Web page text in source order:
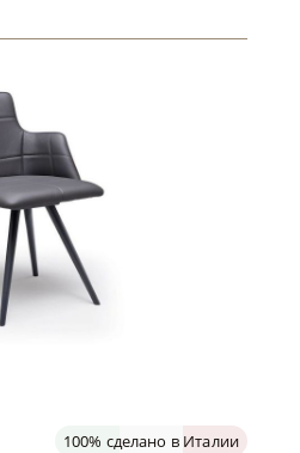
100% сделано в Италии